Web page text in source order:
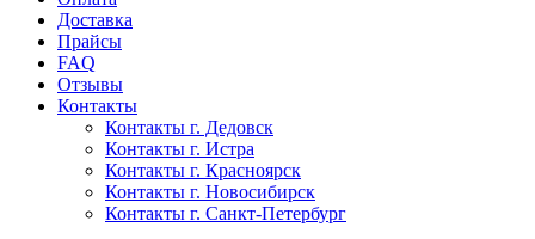
Доставка
Прайсы
FAQ
Отзывы
Контакты
Контакты г. Дедовск
Контакты г. Истра
Контакты г. Красноярск
Контакты г. Новосибирск
Контакты г. Санкт-Петербург